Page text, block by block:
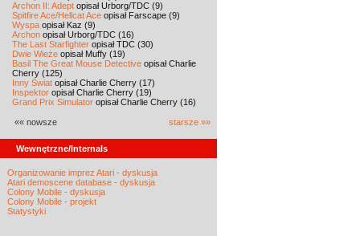
Archon II: Adept opisał Urborg/TDC (9)
Spitfire Ace/Hellcat Ace opisał Farscape (9)
Wyspa opisał Kaz (9)
Archon opisał Urborg/TDC (16)
The Last Starfighter opisał TDC (30)
Dwie Wieże opisał Muffy (19)
Basil The Great Mouse Detective opisał Charlie
Cherry (125)
Inny Świat opisał Charlie Cherry (17)
Inspektor opisał Charlie Cherry (19)
Grand Prix Simulator opisał Charlie Cherry (16)
«« nowsze starsze »»
Wewnętrzne/Internals
Organizowanie imprez Atari - dyskusja
Atari demoscene database - dyskusja
Colony Mobile - dyskusja
Colony Mobile - projekt
Statystyki